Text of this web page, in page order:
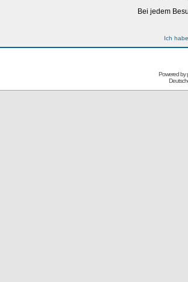
Bei jedem
Ich
Powered by